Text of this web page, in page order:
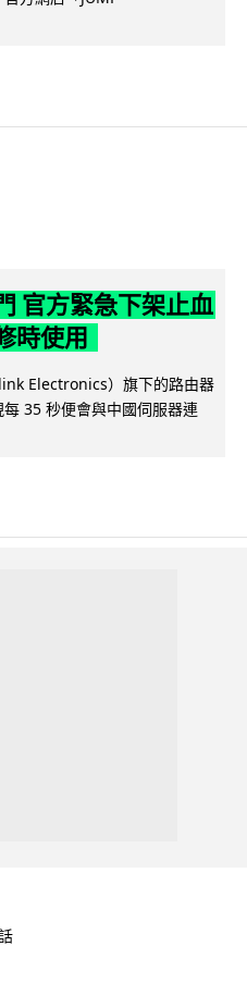
官方緊急下架止血
時使用
Electronics）旗下的路由器
35 秒便會與中國伺服器連